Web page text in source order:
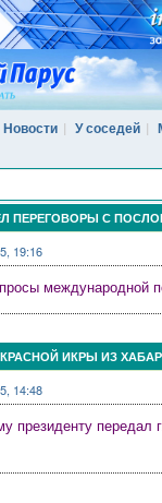
Новости У соседей
ПЕРЕГОВОРЫ С
19:16
международной
ИКРЫ ИЗ
14:48
президенту передал